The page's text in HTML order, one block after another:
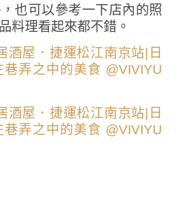
也可以參考一下店內的照
料理看起來都不錯。